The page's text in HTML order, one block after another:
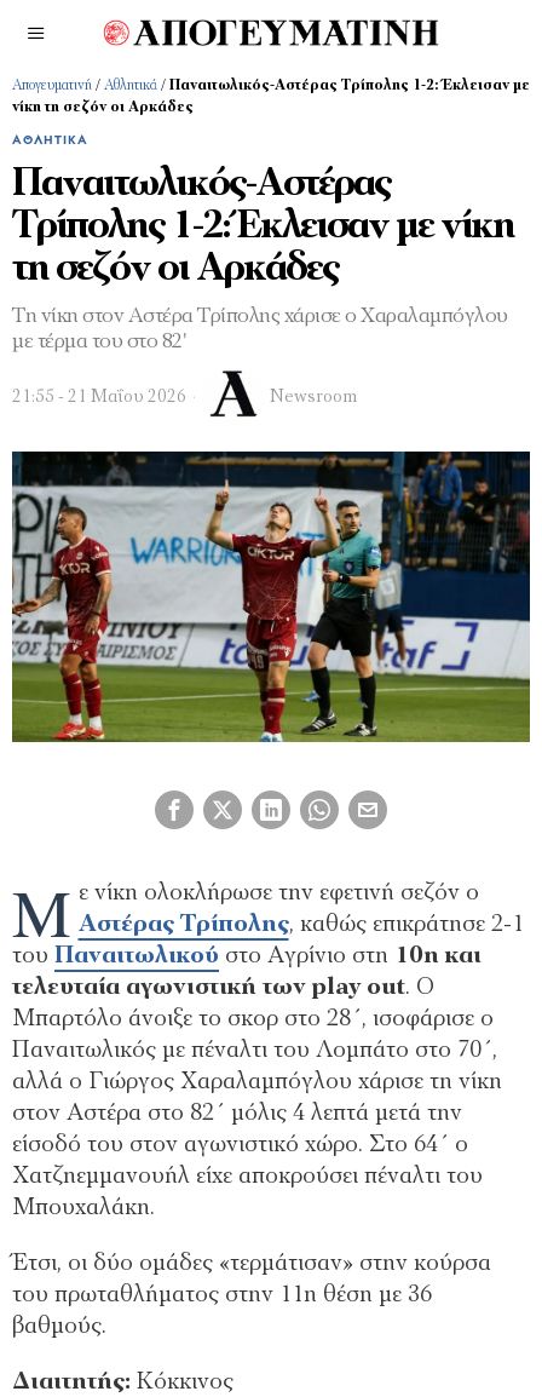
Απογευματινή / Αθλητικά / Παναιτωλικός-Αστέρας Τρίπολης 1-2: Έκλεισαν με
νίκη τη σεζόν οι Αρκάδες
ΑΘΛΗΤΙΚΆ
Παναιτωλικός-Αστέρας
Τρίπολης 1-2: Έκλεισαν με νίκη
τη σεζόν οι Αρκάδες
Τη νίκη στον Αστέρα Τρίπολης χάρισε ο Χαραλαμπόγλου
με τέρμα του στο 82'
21:55 - 21 Μαΐου 2026 Newsroom
Μ ε νίκη ολοκλήρωσε την εφετινή σεζόν ο
Αστέρας Τρίπολης, καθώς επικράτησε 2-1
του Παναιτωλικού στο Αγρίνιο στη 10η και
τελευταία αγωνιστική των play out. Ο
Μπαρτόλο άνοιξε το σκορ στο 28΄, ισοφάρισε ο
Παναιτωλικός με πέναλτι του Λομπάτο στο 70΄,
αλλά ο Γιώργος Χαραλαμπόγλου χάρισε τη νίκη
στον Αστέρα στο 82΄ μόλις 4 λεπτά μετά την
είσοδό του στον αγωνιστικό χώρο. Στο 64΄ ο
Χατζηεμμανουήλ είχε αποκρούσει πέναλτι του
Μπουχαλάκη.
Έτσι, οι δύο ομάδες «τερμάτισαν» στην κούρσα
του πρωταθλήματος στην 11η θέση με 36
βαθμούς.
Διαιτητής: Κόκκινος